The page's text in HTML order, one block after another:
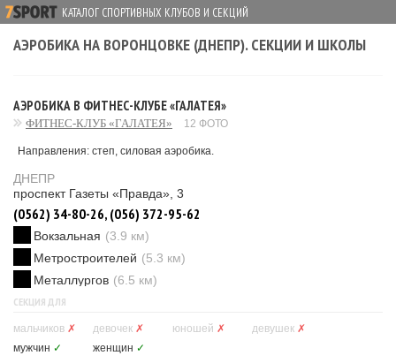
КАТАЛОГ СПОРТИВНЫХ КЛУБОВ И СЕКЦИЙ
АЭРОБИКА НА ВОРОНЦОВКЕ (ДНЕПР). СЕКЦИИ И ШКОЛЫ
АЭРОБИКА В ФИТНЕС-КЛУБЕ «ГАЛАТЕЯ»
ФИТНЕС-КЛУБ «ГАЛАТЕЯ» 12 ФОТО
Направления: степ, силовая аэробика.
ДНЕПР
проспект Газеты «Правда», 3
(0562) 34-80-26, (056) 372-95-62
Вокзальная (3.9 км)
Метростроителей (5.3 км)
Металлургов (6.5 км)
СЕКЦИЯ ДЛЯ
мальчиков ✗ девочек ✗ юношей ✗ девушек ✗
мужчин ✓ женщин ✓